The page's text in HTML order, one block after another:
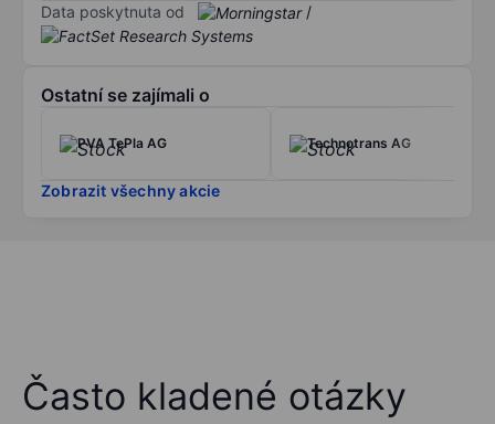
Data poskytnuta od /
Ostatní se zajímali o
PVA TePla AG Technotrans AG
Zobrazit všechny akcie
Často kladené otázky